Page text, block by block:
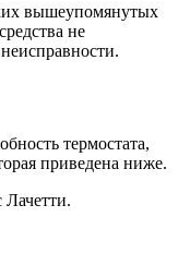
вышеупомянутых
не
термостата,
приведена ниже.
Лачетти.